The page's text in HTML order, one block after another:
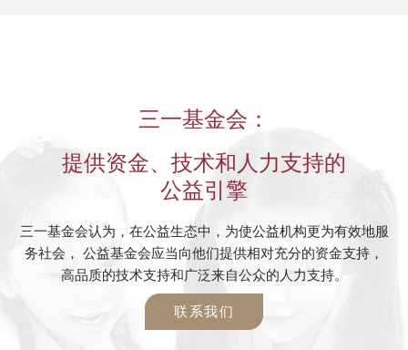
三一基金会：
提供资金、技术和人力支持的
公益引擎
三一基金会认为，在公益生态中，为使公益机构更为有效地服
务社会， 公益基金会应当向他们提供相对充分的资金支持，
高品质的技术支持和广泛来自公众的人力支持。
联系我们